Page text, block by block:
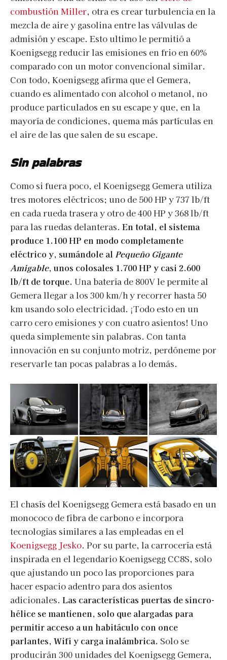
combustión Miller, otra es crear turbulencia en la
mezcla de aire y gasolina entre las válvulas de
admisión y escape. Esto ultimo le permitió a
Koenigsegg reducir las emisiones en frio en 60%
comparado con un motor convencional similar.
Con todo, Koenigsegg afirma que el Gemera,
cuando es alimentado con alcohol o metanol, no
produce particulados en su escape y que, en la
mayoría de condiciones, quema más partículas en
el aire de las que salen de su escape.
Sin palabras
Como si fuera poco, el Koenigsegg Gemera utiliza
tres motores eléctricos; uno de 500 HP y 737 lb/ft
en cada rueda trasera y otro de 400 HP y 368 lb/ft
para las ruedas delanteras. En total, el sistema
produce 1.100 HP en modo completamente
eléctrico y, sumándole alPequeño Gigante
Amigable, unos colosales 1.700 HP y casi 2.600
lb/ft de torque. Una batería de 800V le permite al
Gemera llegar a los 300 km/h y recorrer hasta 50
km usando solo electricidad. ¡Todo esto en un
carro cero emisiones y con cuatro asientos! Uno
queda simplemente sin palabras. Con tanta
innovación en su conjunto motriz, perdóneme por
reservarle tan pocas palabras a lo demás.
El chasís del Koenigsegg Gemera está basado en un
monococo de fibra de carbono e incorpora
tecnologías similares a las empleadas en el
Koenigsegg Jesko. Por su parte, la carrocería está
inspirada en el legendario Koenigsegg CC8S, solo
que ajustando un poco las proporciones para
hacer espacio adentro para dos asientos
adicionales. Las características puertas de sincro-
hélice se mantienen, solo que alargadas para
permitir acceso a un habitáculo con once
parlantes, Wifi y carga inalámbrica. Solo se
producirán 300 unidades del Koenigsegg Gemera,